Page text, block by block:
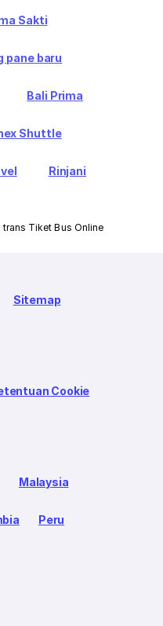
Sakti
pane baru
Bali Prima
Shuttle
Rinjani
trans Tiket Bus Online
Sitemap
Cookie
Malaysia
Peru